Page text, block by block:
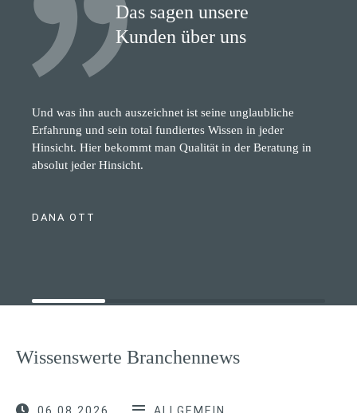
Das sagen unsere
Kunden über uns
Und was ihn auch auszeichnet ist seine unglaubliche
Erfahrung und sein total fundiertes Wissen in jeder
Hinsicht. Hier bekommt man Qualität in der Beratung in
absolut jeder Hinsicht.
DANA OTT
Wissenswerte Branchennews